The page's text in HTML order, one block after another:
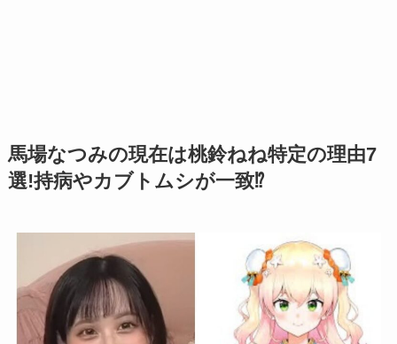
馬場なつみの現在は桃鈴ねね特定の理由7
選!持病やカブトムシが一致⁉︎